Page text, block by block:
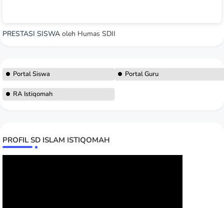
PRESTASI SISWA oleh Humas SDII
Portal Siswa Portal Guru
RA Istiqomah
PROFIL SD ISLAM ISTIQOMAH